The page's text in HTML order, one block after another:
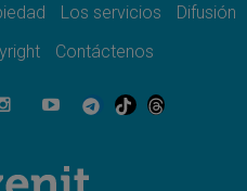
cristiano"
en Gaza no cesa: 300
desfigura el mundo, solo la
lo transfigura
Los servicios
Difusión
Contáctenos